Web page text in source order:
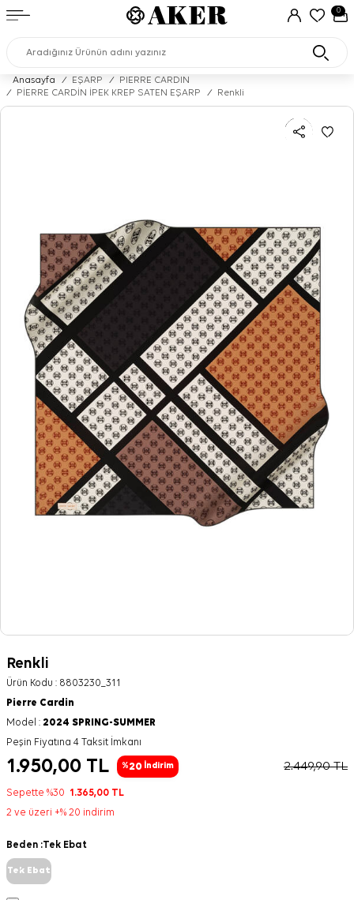
0
Anasayfa / EŞARP /
PIERRE CARDIN
/
PİERRE CARDİN İPEK KREP SATEN EŞARP / Renkli
Renkli
Ürün Kodu : 8803230_311
Pierre Cardin
Model : 2024 SPRING-SUMMER
Peşin Fiyatına 4 Taksit İmkanı
1.950,00 TL %20 İndirim 2.449,90TL
Sepette %30 1.365,00 TL
2 ve üzeri +% 20 indirim
Beden :Tek Ebat
Tek Ebat